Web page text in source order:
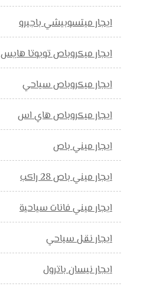
ايجار ميتسوبيشي باجيرو
ايجار ميكروباص تويوتا هايس
ايجار ميكروباص سياحي
ايجار ميكروباص هاي اس
ايجار ميني باص
ايجار ميني باص 28 راكب
ايجار ميني فانات سياحية
ايجار نقل سياحي
ايجار نيسان باترول